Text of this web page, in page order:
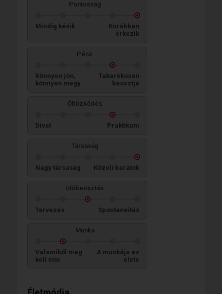
Pontosság
Mindig késik
Korábban
érkezik
Pénz
Könnyen jön,
könnyen megy
Takarékosan
beosztja
Öltözködés
Divat Praktikum
Társaság
Nagy társaság Közeli barátok
Időbeosztás
Tervezés Spontaneitás
Munka
Valamiből meg
kell élni
A munkája az
élete